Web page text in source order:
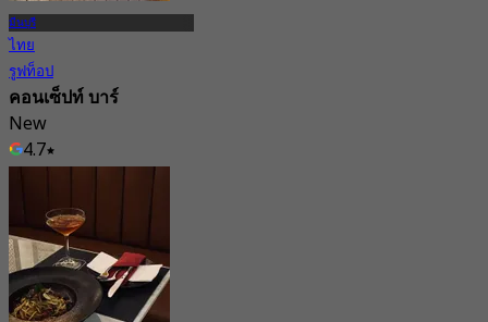
มีนบุรี
ไทย
รูฟท็อป
คอนเซ็ปท์ บาร์
New
4.7